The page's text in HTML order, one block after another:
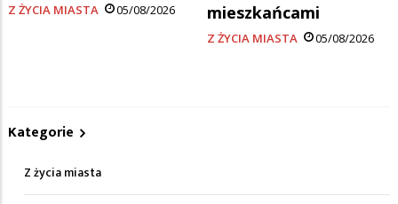
Z ŻYCIA MIASTA 05/08/2026
mieszkańcami
Z ŻYCIA MIASTA 05/08/2026
Kategorie
Z życia miasta